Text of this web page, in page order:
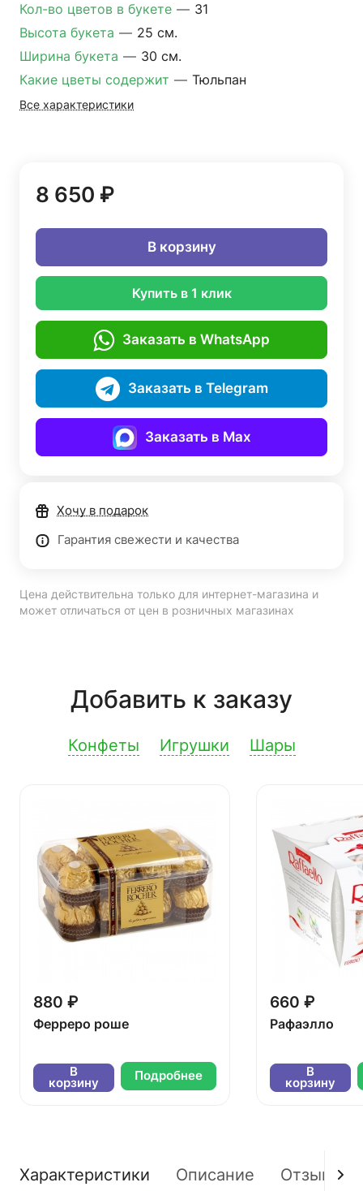
Кол-во цветов в букете — 31
Высота букета — 25 см.
Ширина букета — 30 см.
Какие цветы содержит — Тюльпан
Все характеристики
8 650 ₽
В корзину
Купить в 1 клик
Заказать в WhatsApp
Заказать в Telegram
Заказать в Max
Хочу в подарок
Гарантия свежести и качества
Цена действительна только для интернет-магазина и
может отличаться от цен в розничных магазинах
Добавить к заказу
Конфеты Игрушки Шары
880 ₽
Ферреро роше
В
корзину Подробнее
660 ₽
Рафаэлло
В
корзину
Характеристики Описание Отзывы